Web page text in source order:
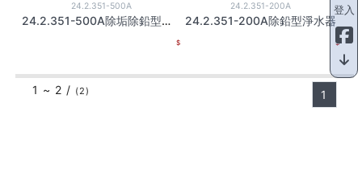
24.2.351-500A
24.2.351-500A除垢除鉛型淨水器
24.2.351-200A
24.2.351-200A除鉛型淨水器
1 ~ 2 / (2) 1
登入